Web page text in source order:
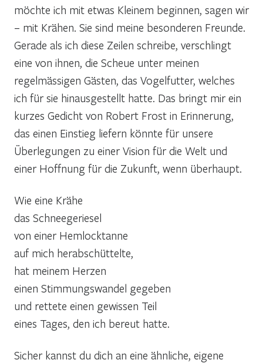
möchte ich mit etwas Kleinem beginnen, sagen wir
– mit Krähen. Sie sind meine besonderen Freunde.
Gerade als ich diese Zeilen schreibe, verschlingt
eine von ihnen, die Scheue unter meinen
regelmässigen Gästen, das Vogelfutter, welches
ich für sie hinausgestellt hatte. Das bringt mir ein
kurzes Gedicht von Robert Frost in Erinnerung,
das einen Einstieg liefern könnte für unsere
Überlegungen zu einer Vision für die Welt und
einer Hoffnung für die Zukunft, wenn überhaupt.
Wie eine Krähe
das Schneegeriesel
von einer Hemlocktanne
auf mich herabschüttelte,
hat meinem Herzen
einen Stimmungswandel gegeben
und rettete einen gewissen Teil
eines Tages, den ich bereut hatte.
Sicher kannst du dich an eine ähnliche, eigene